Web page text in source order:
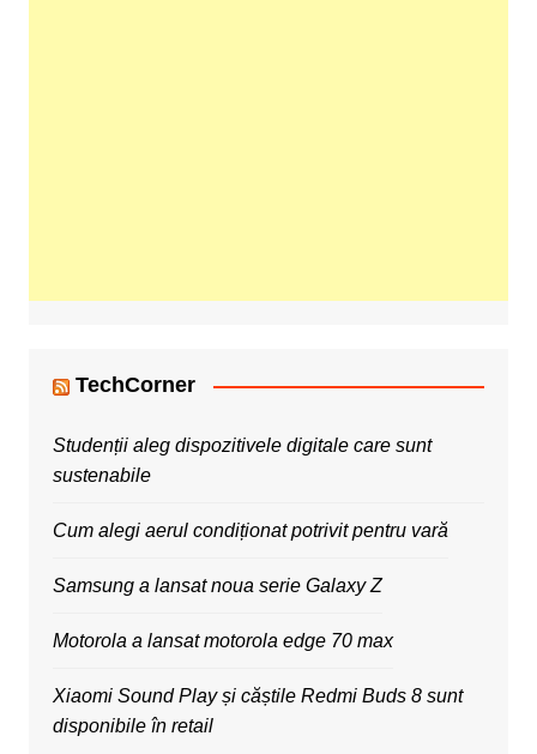
TechCorner
Studenții aleg dispozitivele digitale care sunt
sustenabile
Cum alegi aerul condiționat potrivit pentru vară
Samsung a lansat noua serie Galaxy Z
Motorola a lansat motorola edge 70 max
Xiaomi Sound Play și căștile Redmi Buds 8 sunt
disponibile în retail